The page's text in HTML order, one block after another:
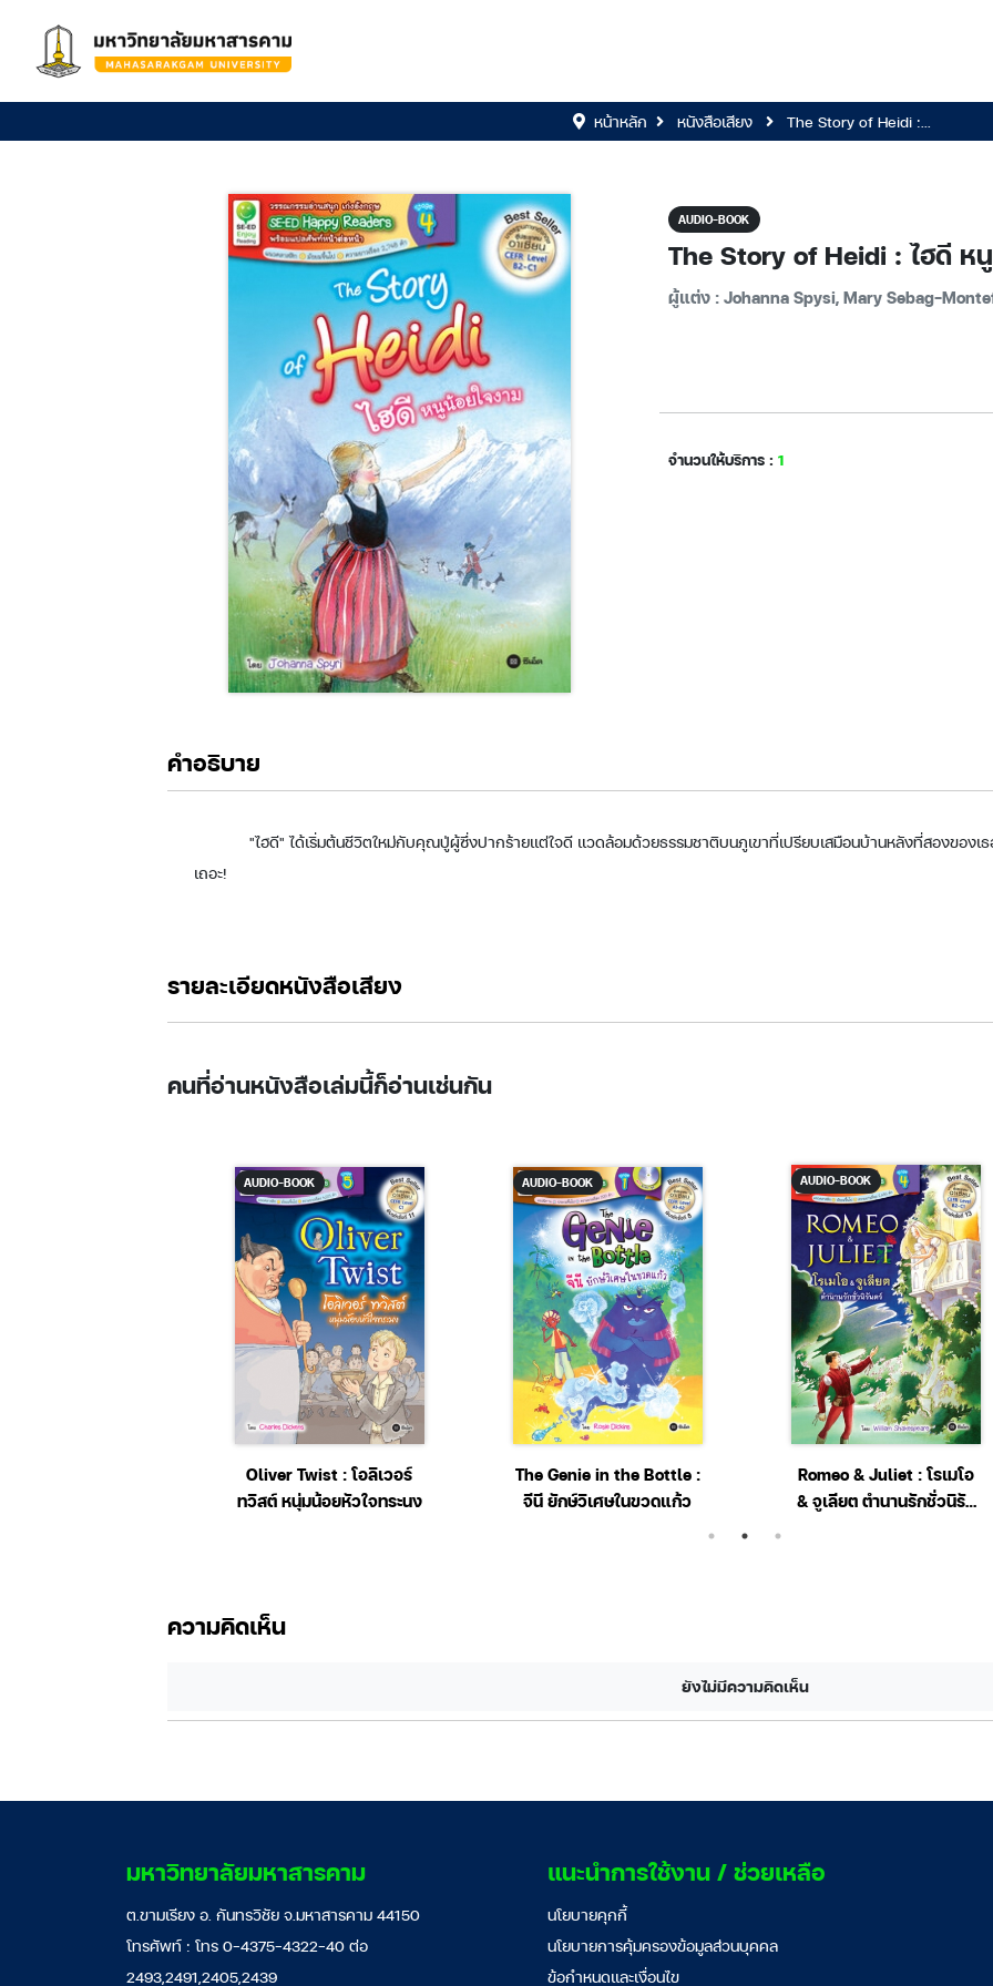
หน้าหลัก หนังสือเสียง The Story of Heidi :...
AUDIO-BOOK
The Story of Heidi : ไฮดี ห
ผู้แต่ง : Johanna Spysi, Mary Sebag-
จำนวนให้บริการ : 1
คำอธิบาย
"ไฮดี" ได้เริ่มต้นชีวิตใหม่กับคุณปู่ผู้ซึ่งปากร้ายแต่ใจดี แวดล้อมด้วยธรรมชาติบนภูเขาที่เปรียบเสมือนบ้านหลังที่สองของเ
เถอะ!
รายละเอียดหนังสือเสียง
คนที่อ่านหนังสือเล่มนี้ก็อ่านเช่นกัน
AUDIO-BOOK
Oliver Twist : โอลิเวอร์
ทวิสต์ หนุ่มน้อยหัวใจทระนง
AUDIO-BOOK
The Genie in the Bottle :
จีนี ยักษ์วิเศษในขวดแก้ว
AUDIO-BOOK
Romeo & Juliet : โรเมโอ
& จูเลียต ตำนานรักชั่วนิรัน
ความคิดเห็น
ยังไม่มีความคิดเห็น
มหาวิทยาลัยมหาสารคาม
ต.ขามเรียง อ. กันทรวิชัย จ.มหาสารคาม 44150
โทรศัพท์ : โทร 0-4375-4322-40 ต่อ
2493,2491,2405,2439
แนะนำการใช้งาน / ช่วยเหลือ
นโยบายคุกกี้
นโยบายการคุ้มครองข้อมูลส่วนบุคคล
ข้อกำหนดและเงื่อนไข